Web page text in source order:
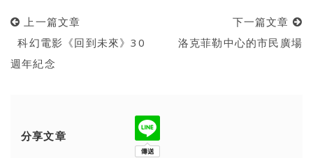
上一篇文章
科幻電影《回到未來》30
週年紀念
下一篇文章
洛克菲勒中心的市民廣場
分享文章